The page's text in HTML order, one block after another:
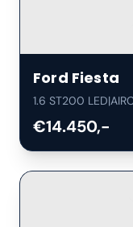
Ford Fiesta
1.6 ST200
€14.450,-